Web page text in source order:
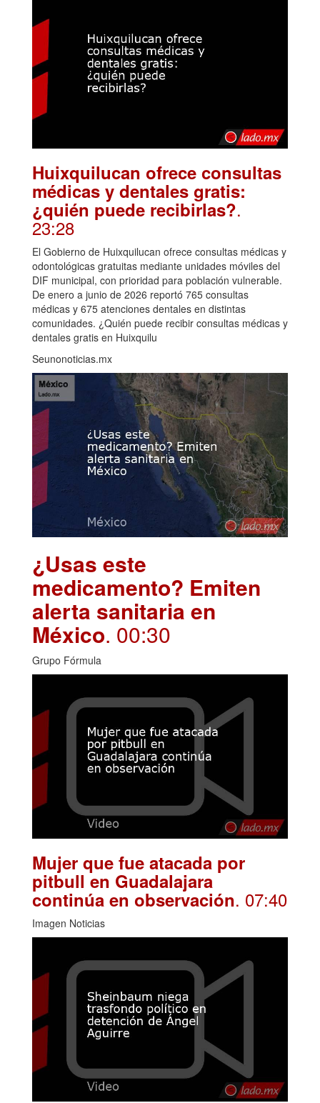
Huixquilucan ofrece consultas
médicas y dentales gratis:
¿quién puede recibirlas?.
23:28
El Gobierno de Huixquilucan ofrece consultas médicas y
odontológicas gratuitas mediante unidades móviles del
DIF municipal, con prioridad para población vulnerable.
De enero a junio de 2026 reportó 765 consultas
médicas y 675 atenciones dentales en distintas
comunidades. ¿Quién puede recibir consultas médicas y
dentales gratis en Huixquilu
Seunonoticias.mx
¿Usas este
medicamento? Emiten
alerta sanitaria en
México. 00:30
Grupo Fórmula
Mujer que fue atacada por
pitbull en Guadalajara
continúa en observación. 07:40
Imagen Noticias